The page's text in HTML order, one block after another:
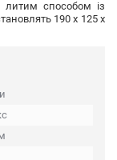
литим способом із
190 х 125 х